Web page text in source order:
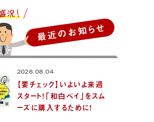
最近のお知らせ
2026.08.04
【要チェック】いよいよ来週
スタート！「和白ペイ」をスム
ーズに購入するために！